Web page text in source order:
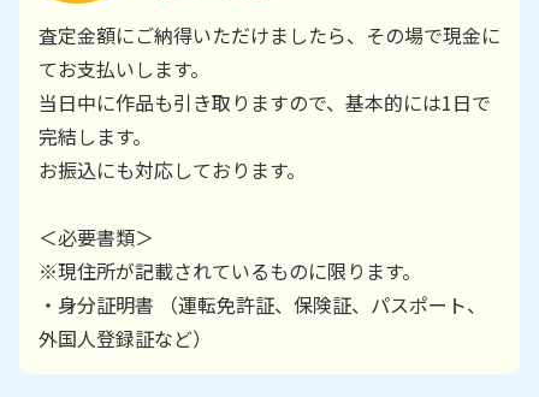
査定金額にご納得いただけましたら、その場で現金に
てお支払いします。
当日中に作品も引き取りますので、基本的には1日で
完結します。
お振込にも対応しております。
＜必要書類＞
※現住所が記載されているものに限ります。
・身分証明書 （運転免許証、保険証、パスポート、
外国人登録証など）